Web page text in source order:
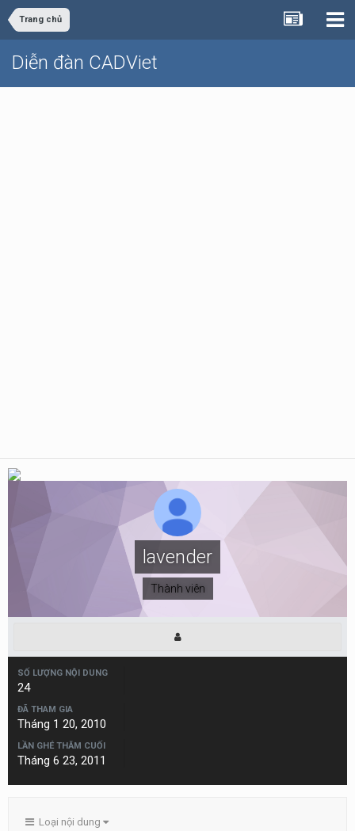
Trang chủ
Diễn đàn CADViet
lavender
Thành viên
SỐ LƯỢNG NỘI DUNG
24
ĐÃ THAM GIA
Tháng 1 20, 2010
LẦN GHÉ THĂM CUỐI
Tháng 6 23, 2011
Loại nội dung